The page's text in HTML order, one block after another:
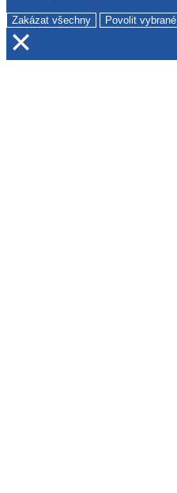
Zakázat všechny Povolit vybrané